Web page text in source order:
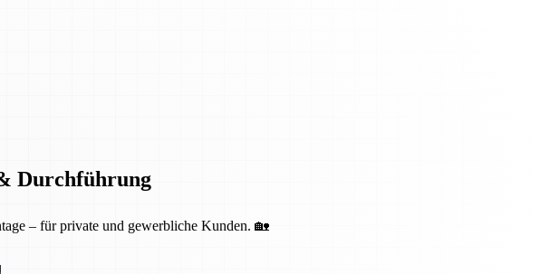
Durchführung
– für private und gewerbliche Kunden. 🏡